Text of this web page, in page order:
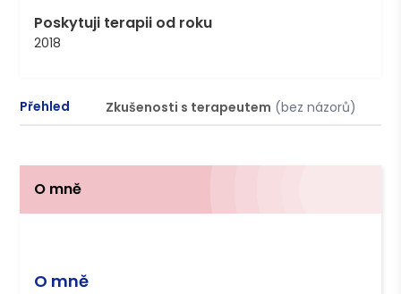
Poskytuji terapii od roku
2018
Přehled Zkušenosti s terapeutem (bez názorů)
O mně
O mně